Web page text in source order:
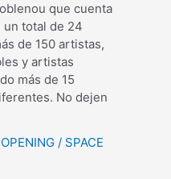
que cuenta
total de 24
de 150 artistas,
y artistas
más de 15
No dejen
/ SPACE